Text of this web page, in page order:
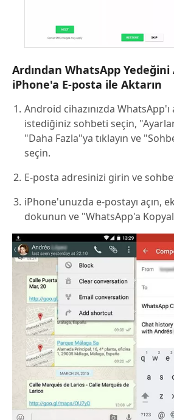
Ardından WhatsApp
iPhone'a E-posta ile Aktarın
Android cihazınızda
istediğiniz sohbeti seçin,
"Daha Fazla"ya tıklayın ve
seçin.
E-posta adresinizi girin ve
iPhone'unuzda e-postayı açın,
dokunun ve "WhatsApp'a